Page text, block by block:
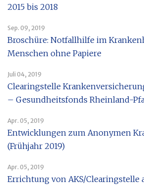
2015 bis 2018
Sep. 09, 2019
Broschüre: Notfallhilfe im
Menschen ohne Papiere
Juli 04, 2019
Clearingstelle
– Gesundheitsfonds Rheinland-
Apr. 05, 2019
Entwicklungen zum Anonymen
(Frühjahr 2019)
Apr. 05, 2019
Errichtung von AKS/Clearingstelle